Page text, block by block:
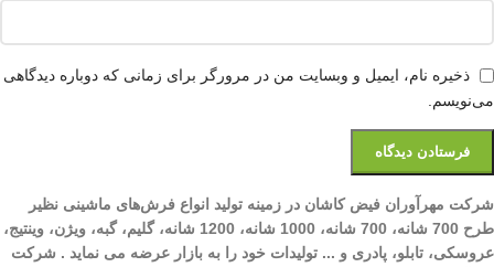
ذخیره نام، ایمیل و وبسایت من در مرورگر برای زمانی که دوباره دیدگاهی
می‌نویسم.
شرکت مهرآوران فیض کاشان در زمینه تولید انواع فرش‌های ماشینی نظیر
طرح 700 شانه، 700 شانه، 1000 شانه، 1200 شانه، گلیم، گبه، ویژن، وینتیج،
عروسکی، تابلو، پادری و ... تولیدات خود را به بازار عرضه می نماید . شرکت